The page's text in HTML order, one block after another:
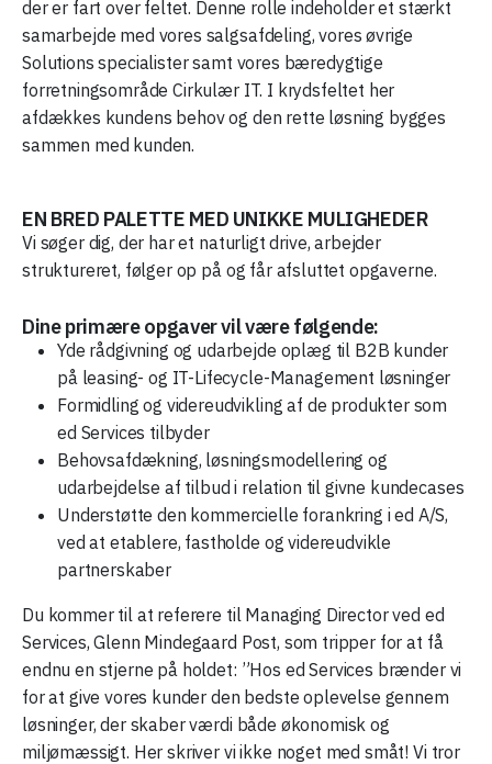
der er fart over feltet. Denne rolle indeholder et stærkt
samarbejde med vores salgsafdeling, vores øvrige
Solutions specialister samt vores bæredygtige
forretningsområde Cirkulær IT. I krydsfeltet her
afdækkes kundens behov og den rette løsning bygges
sammen med kunden.
EN BRED PALETTE MED UNIKKE MULIGHEDER
Vi søger dig, der har et naturligt drive, arbejder
struktureret, følger op på og får afsluttet opgaverne.
Dine primære opgaver vil være følgende:
Yde rådgivning og udarbejde oplæg til B2B kunder
på leasing- og IT-Lifecycle-Management løsninger
Formidling og videreudvikling af de produkter som
ed Services tilbyder
Behovsafdækning, løsningsmodellering og
udarbejdelse af tilbud i relation til givne kundecases
Understøtte den kommercielle forankring i ed A/S,
ved at etablere, fastholde og videreudvikle
partnerskaber
Du kommer til at referere til Managing Director ved ed
Services, Glenn Mindegaard Post, som tripper for at få
endnu en stjerne på holdet: ”Hos ed Services brænder vi
for at give vores kunder den bedste oplevelse gennem
løsninger, der skaber værdi både økonomisk og
miljømæssigt. Her skriver vi ikke noget med småt! Vi tror